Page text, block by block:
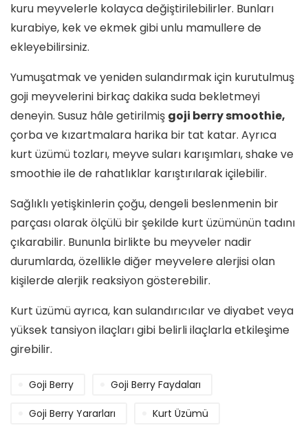
kuru meyvelerle kolayca değiştirilebilirler. Bunları
kurabiye, kek ve ekmek gibi unlu mamullere de
ekleyebilirsiniz.
Yumuşatmak ve yeniden sulandırmak için kurutulmuş
goji meyvelerini birkaç dakika suda bekletmeyi
deneyin. Susuz hâle getirilmiş goji berry smoothie,
çorba ve kızartmalara harika bir tat katar. Ayrıca
kurt üzümü tozları, meyve suları karışımları, shake ve
smoothie ile de rahatlıklar karıştırılarak içilebilir.
Sağlıklı yetişkinlerin çoğu, dengeli beslenmenin bir
parçası olarak ölçülü bir şekilde kurt üzümünün tadını
çıkarabilir. Bununla birlikte bu meyveler nadir
durumlarda, özellikle diğer meyvelere alerjisi olan
kişilerde alerjik reaksiyon gösterebilir.
Kurt üzümü ayrıca, kan sulandırıcılar ve diyabet veya
yüksek tansiyon ilaçları gibi belirli ilaçlarla etkileşime
girebilir.
Goji Berry Goji Berry Faydaları
Goji Berry Yararları Kurt Üzümü